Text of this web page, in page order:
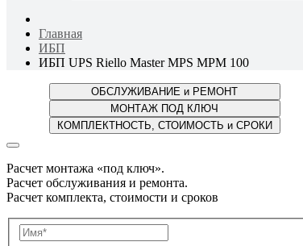
Главная
ИБП
ИБП UPS Riello Master MPS MPM 100
Расчет монтажа «под ключ».
Расчет обслуживания и ремонта.
Расчет комплекта, стоимости и сроков